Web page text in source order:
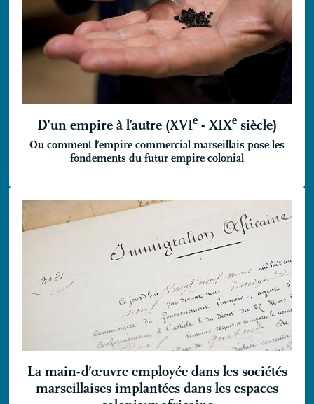
D’un empire à l’autre (XVIe -XIXe siècle)
Ou comment l’empire commercial marseillais pose les
fondements du futur empire colonial
La main-d’œuvre employée dans les sociétés
marseillaises implantées dans les espaces